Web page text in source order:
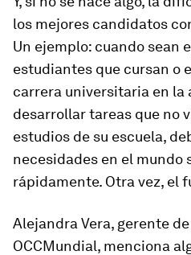
los mejores candidatos
Un ejemplo: cuando sean
estudiantes que cursan o
carrera universitaria en la
desarrollar tareas que no
estudios de su escuela,
necesidades en el mundo
rápidamente. Otra vez, el
Alejandra Vera, gerente
OCCMundial, menciona